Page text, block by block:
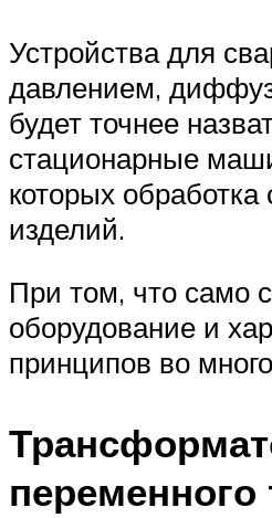
Устройства для
давлением,
будет точнее
стационарные
которых
изделий.
При том, что само
оборудование и
принципов во
переменного